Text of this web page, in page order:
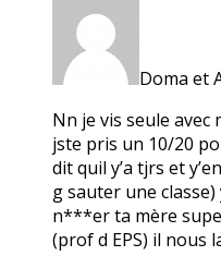
Doma et
Nn je vis seule avec
jste pris un 10/20
dit quil y’a tjrs et
g sauter une
n***er ta mère
(prof d EPS) il nous